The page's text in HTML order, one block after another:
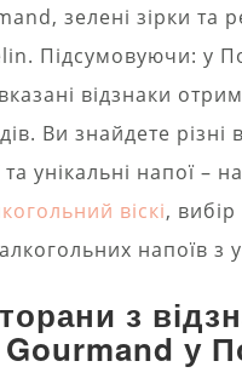
зелені зірки та
Підсумовуючи: у
відзнаки
Ви знайдете різні
та унікальні напої –
віскі,
напоїв з
з
у